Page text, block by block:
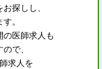
探しし、
。
の医師求人も
で、
求人を